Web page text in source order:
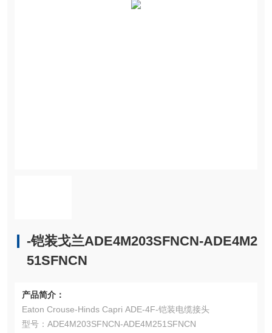
-铠装戈兰ADE4M203SFNCN-ADE4M2
51SFNCN
产品简介：
Eaton Crouse-Hinds Capri ADE-4F-铠装电缆接头
型号：ADE4M203SFNCN-ADE4M251SFNCN